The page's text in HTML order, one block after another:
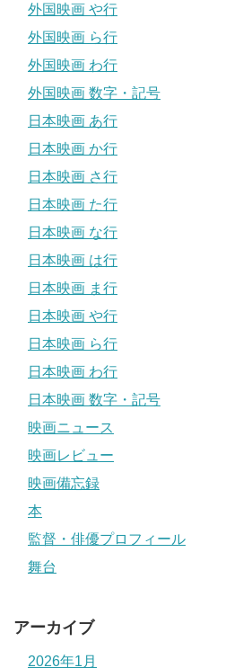
外国映画 や行
外国映画 ら行
外国映画 わ行
外国映画 数字・記号
日本映画 あ行
日本映画 か行
日本映画 さ行
日本映画 た行
日本映画 な行
日本映画 は行
日本映画 ま行
日本映画 や行
日本映画 ら行
日本映画 わ行
日本映画 数字・記号
映画ニュース
映画レビュー
映画備忘録
本
監督・俳優プロフィール
舞台
アーカイブ
2026年1月